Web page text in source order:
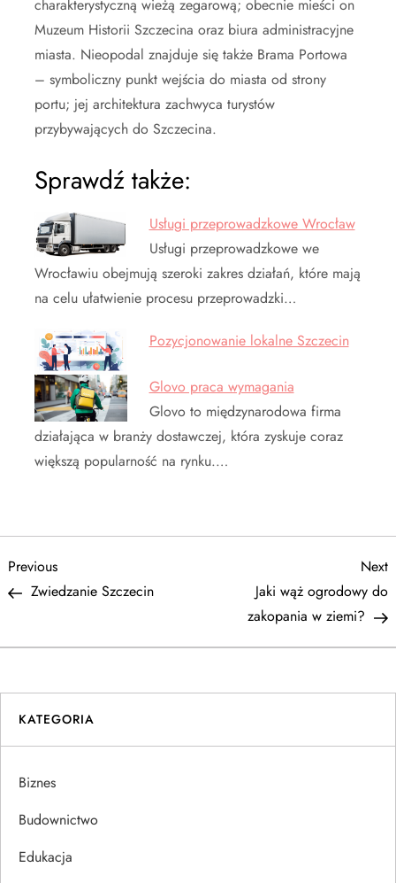
charakterystyczną wieżą zegarową; obecnie mieści on
Muzeum Historii Szczecina oraz biura administracyjne
miasta. Nieopodal znajduje się także Brama Portowa
– symboliczny punkt wejścia do miasta od strony
portu; jej architektura zachwyca turystów
przybywających do Szczecina.
Sprawdź także:
Usługi przeprowadzkowe Wrocław
Usługi przeprowadzkowe we
Wrocławiu obejmują szeroki zakres działań, które mają
na celu ułatwienie procesu przeprowadzki…
Pozycjonowanie lokalne Szczecin
Glovo praca wymagania
Glovo to międzynarodowa firma
działająca w branży dostawczej, która zyskuje coraz
większą popularność na rynku.…
N
w
i
g
a
c
Previous
Post
Previous
Zwiedzanie Szczecin
Next
Jaki wąż ogrodowy do
zakopania w ziemi?
KATEGORIA
Biznes
Budownictwo
Edukacja